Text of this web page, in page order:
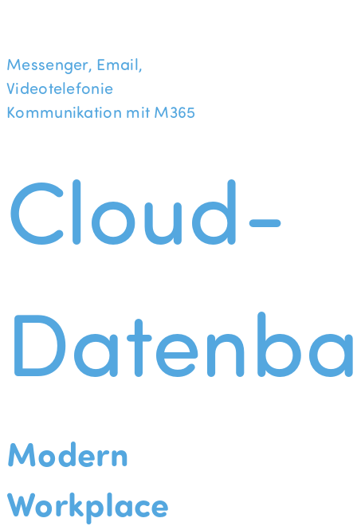
Messenger, Email,
Videotelefonie
Kommunikation mit M365
Cloud-
Modern
Workplace